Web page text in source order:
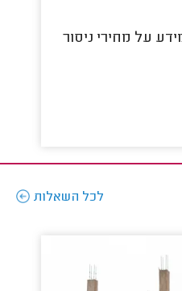
על מחירי ניסור
לכל השאלות